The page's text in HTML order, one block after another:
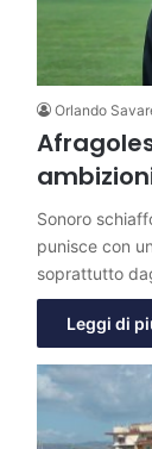
Orlando
Sonoro
punisce con
soprattutto
Leggi di